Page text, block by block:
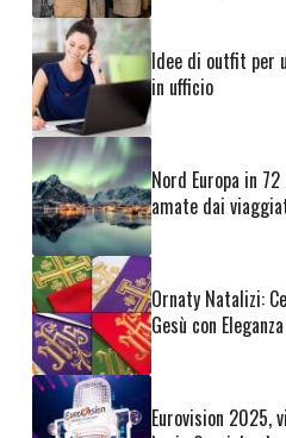
Idee di outfit per
in ufficio
Nord Europa in
amate dai
Ornaty Natalizi:
Gesù con
Eurovision 2025,